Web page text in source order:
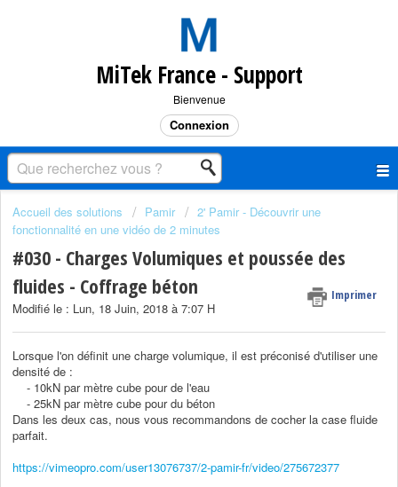
MiTek France - Support
Bienvenue
Connexion
Accueil des solutions Pamir
2' Pamir - Découvrir une
fonctionnalité en une vidéo de 2 minutes
#030 - Charges Volumiques et poussée des
fluides - Coffrage béton
Imprimer
Modifié le : Lun, 18 Juin, 2018 à 7:07 H
Lorsque l'on définit une charge volumique, il est préconisé d'utiliser une
densité de :
- 10kN par mètre cube pour de l'eau
- 25kN par mètre cube pour du béton
Dans les deux cas, nous vous recommandons de cocher la case fluide
parfait.
https://vimeopro.com/user13076737/2-pamir-fr/video/275672377